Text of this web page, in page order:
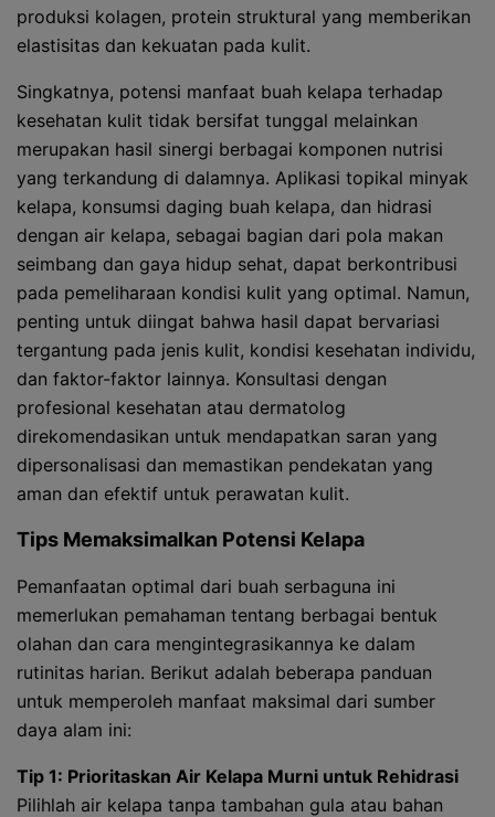
produksi kolagen, protein struktural yang memberikan
elastisitas dan kekuatan pada kulit.
Singkatnya, potensi manfaat buah kelapa terhadap
kesehatan kulit tidak bersifat tunggal melainkan
merupakan hasil sinergi berbagai komponen nutrisi
yang terkandung di dalamnya. Aplikasi topikal minyak
kelapa, konsumsi daging buah kelapa, dan hidrasi
dengan air kelapa, sebagai bagian dari pola makan
seimbang dan gaya hidup sehat, dapat berkontribusi
pada pemeliharaan kondisi kulit yang optimal. Namun,
penting untuk diingat bahwa hasil dapat bervariasi
tergantung pada jenis kulit, kondisi kesehatan individu,
dan faktor-faktor lainnya. Konsultasi dengan
profesional kesehatan atau dermatolog
direkomendasikan untuk mendapatkan saran yang
dipersonalisasi dan memastikan pendekatan yang
aman dan efektif untuk perawatan kulit.
Tips Memaksimalkan Potensi Kelapa
Pemanfaatan optimal dari buah serbaguna ini
memerlukan pemahaman tentang berbagai bentuk
olahan dan cara mengintegrasikannya ke dalam
rutinitas harian. Berikut adalah beberapa panduan
untuk memperoleh manfaat maksimal dari sumber
daya alam ini:
Tip 1: Prioritaskan Air Kelapa Murni untuk Rehidrasi
Pilihlah air kelapa tanpa tambahan gula atau bahan